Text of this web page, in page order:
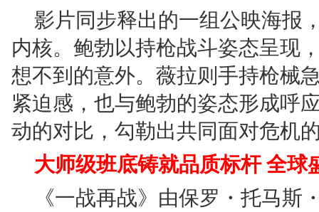
影片同步释出的一组公映海报
内核。鲍勃以持枪战斗姿态呈现
想不到的意外。薇拉则手持枪械
紧迫感，也与鲍勃的姿态形成呼
动的对比，勾勒出共同面对危机
大师级班底铸就品质标杆 全球
《一战再战》由保罗・托马斯